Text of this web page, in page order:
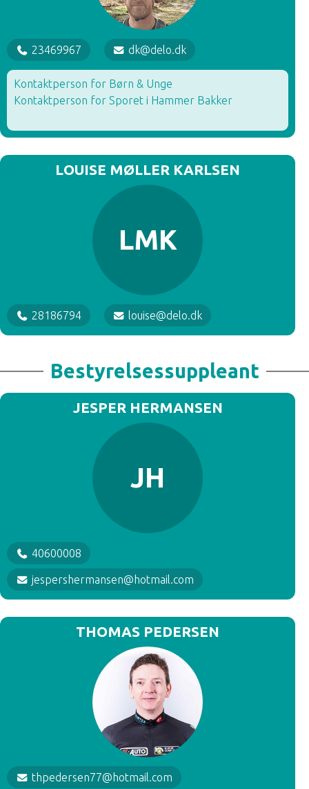
23469967 dk@delo.dk
Kontaktperson for Børn & Unge
Kontaktperson for Sporet i Hammer Bakker
LOUISE MØLLER KARLSEN
LMK
28186794 louise@delo.dk
Bestyrelsessuppleant
JESPER HERMANSEN
JH
40600008
jespershermansen@hotmail.com
THOMAS PEDERSEN
thpedersen77@hotmail.com